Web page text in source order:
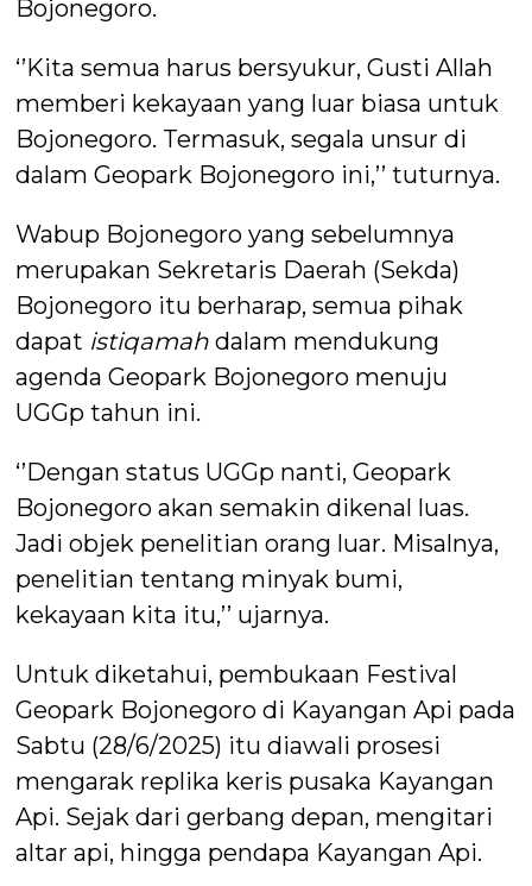
Bojonegoro.
‘’Kita semua harus bersyukur, Gusti Allah
memberi kekayaan yang luar biasa untuk
Bojonegoro. Termasuk, segala unsur di
dalam Geopark Bojonegoro ini,’’ tuturnya.
Wabup Bojonegoro yang sebelumnya
merupakan Sekretaris Daerah (Sekda)
Bojonegoro itu berharap, semua pihak
dapat istiqamah dalam mendukung
agenda Geopark Bojonegoro menuju
UGGp tahun ini.
‘’Dengan status UGGp nanti, Geopark
Bojonegoro akan semakin dikenal luas.
Jadi objek penelitian orang luar. Misalnya,
penelitian tentang minyak bumi,
kekayaan kita itu,’’ ujarnya.
Untuk diketahui, pembukaan Festival
Geopark Bojonegoro di Kayangan Api pada
Sabtu (28/6/2025) itu diawali prosesi
mengarak replika keris pusaka Kayangan
Api. Sejak dari gerbang depan, mengitari
altar api, hingga pendapa Kayangan Api.